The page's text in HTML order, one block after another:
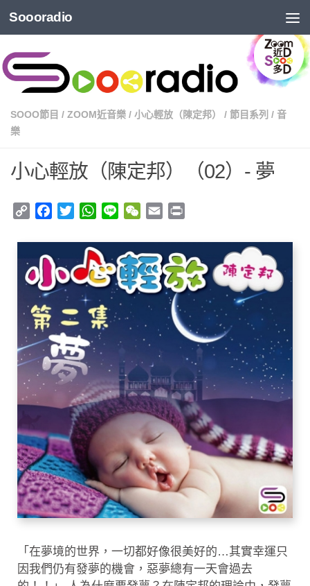
Soooradio
SOOO節目 / ZOOM近音樂 / 小心輕放（陳定邦） / 節目系列 / 音
樂
小心輕放（陳定邦）（02）- 夢
Copy
Facebook
TwitterWhatsApp
Line WeChat
Email
「在夢境的世界，一切都好像很美好的…其實幸運只
因我們仍有發夢的機會，惡夢總有一天會過去